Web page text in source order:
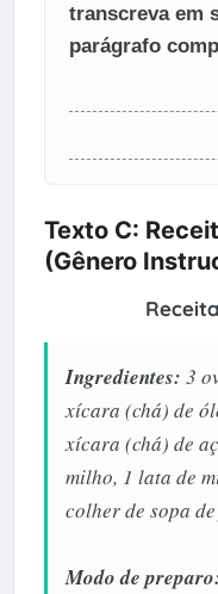
transcreva em
parágrafo
Texto C:
(Gênero
Ingredientes: 3
xícara (chá) de
xícara (chá) de
milho, 1 lata de
colher de sopa
Modo de